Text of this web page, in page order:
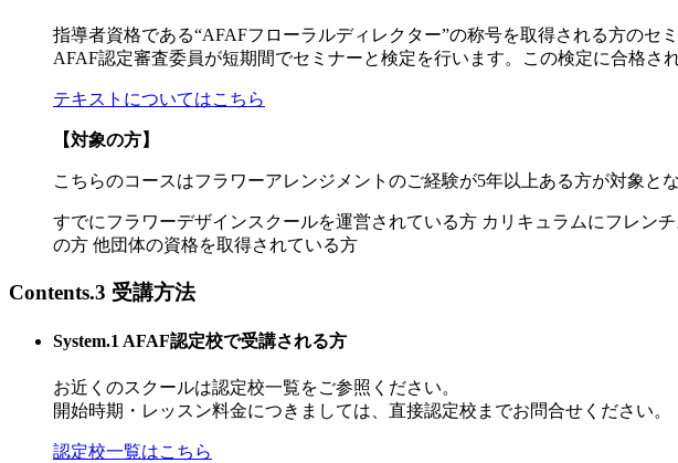
指導者資格である“AFAFフローラルディレクター”の称号を取得される方のセミ
AFAF認定審査委員が短期間でセミナーと検定を行います。この検定に合格さ
テキストについてはこちら
【対象の方】
こちらのコースはフラワーアレンジメントのご経験が5年以上ある方が対象とな
すでにフラワーデザインスクールを運営されている方 カリキュラムにフレン
の方 他団体の資格を取得されている方
Contents.3 受講方法
System.1 AFAF認定校で受講される方
お近くのスクールは認定校一覧をご参照ください。
開始時期・レッスン料金につきましては、直接認定校までお問合せください。
認定校一覧はこちら